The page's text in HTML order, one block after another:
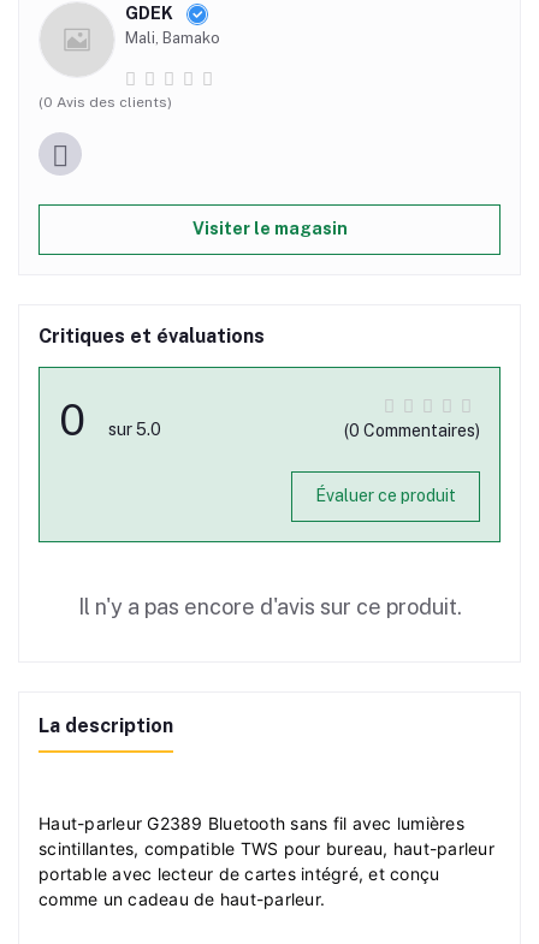
GDEK
Mali, Bamako
(0 Avis des clients)
Visiter le magasin
Critiques et évaluations
0 sur 5.0 (0 Commentaires)
Évaluer ce produit
Il n'y a pas encore d'avis sur ce produit.
La description
Haut-parleurG2389 Bluetooth sans fil avec lumières
scintillantes, compatible TWS pour bureau, haut-parleur
portable avec lecteur de cartes intégré, et conçu
comme un cadeau de haut-parleur.